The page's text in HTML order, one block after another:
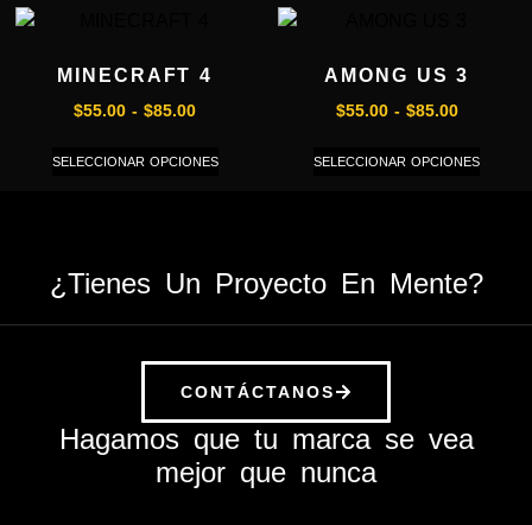
MINECRAFT 4
$55.00 - $85.00
SELECCIONAR OPCIONES
AMONG US 3
$55.00 - $85.00
SELECCIONAR OPCIONES
¿Tienes Un Proyecto En Mente?
CONTÁCTANOS
Hagamos que tu marca se vea
mejor que nunca